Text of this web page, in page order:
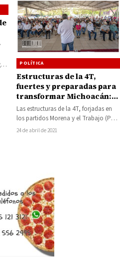
POLÍTICA
Estructuras de la 4T,
fuertes y preparadas para
transformar Michoacán:
Raúl Morón
Las estructuras de la 4T, forjadas en
los partidos Morena y el Trabajo (PT),
así como en diversos…
24 de abril de 2021